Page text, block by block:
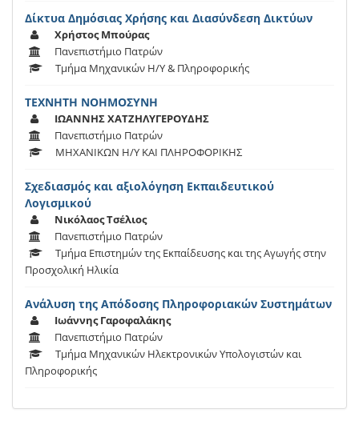
Δίκτυα Δημόσιας Χρήσης και Διασύνδεση Δικτύων
Χρήστος Μπούρας
Πανεπιστήμιο Πατρών
Τμήμα Μηχανικών Η/Υ & Πληροφορικής
ΤΕΧΝΗΤΗ ΝΟΗΜΟΣΥΝΗ
ΙΩΑΝΝΗΣ ΧΑΤΖΗΛΥΓΕΡΟΥΔΗΣ
Πανεπιστήμιο Πατρών
ΜΗΧΑΝΙΚΩΝ Η/Υ ΚΑΙ ΠΛΗΡΟΦΟΡΙΚΗΣ
Σχεδιασμός και αξιολόγηση Εκπαιδευτικού
Λογισμικού
Νικόλαος Τσέλιος
Πανεπιστήμιο Πατρών
Τμήμα Επιστημών της Εκπαίδευσης και της Αγωγής στην
Προσχολική Ηλικία
Ανάλυση της Απόδοσης Πληροφοριακών Συστημάτων
Ιωάννης Γαροφαλάκης
Πανεπιστήμιο Πατρών
Τμήμα Μηχανικών Ηλεκτρονικών Υπολογιστών και
Πληροφορικής